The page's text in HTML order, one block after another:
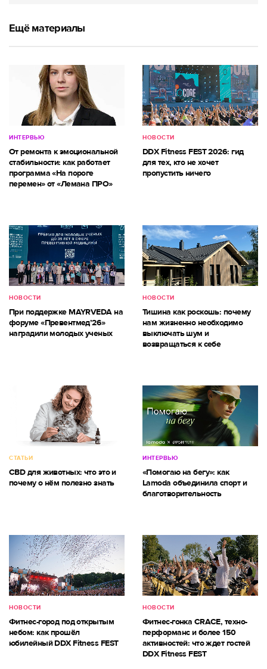
Ещё материалы
ИНТЕРВЬЮ
От ремонта к эмоциональной
стабильности: как работает
программа «На пороге
перемен» от «Лемана ПРО»
НОВОСТИ
DDX Fitness FEST 2026: гид
для тех, кто не хочет
пропустить ничего
НОВОСТИ
При поддержке MAYRVEDA на
форуме «Превентмед’26»
наградили молодых ученых
НОВОСТИ
Тишина как роскошь: почему
нам жизненно необходимо
выключать шум и
возвращаться к себе
СТАТЬИ
CBD для животных: что это и
почему о нём полезно знать
ИНТЕРВЬЮ
«Помогаю на бегу»: как
Lamoda объединила спорт и
благотворительность
НОВОСТИ
Фитнес-город под открытым
небом: как прошёл
юбилейный DDX Fitness FEST
НОВОСТИ
Фитнес-гонка CRACE, техно-
перформанс и более 150
активностей: что ждет гостей
DDX Fitness FEST